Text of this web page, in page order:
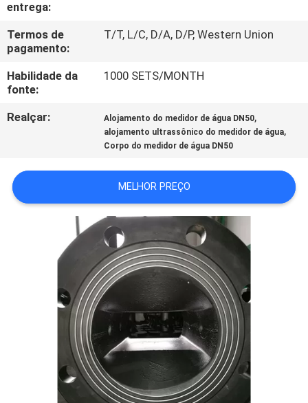
PEÇA
UMAS
CITAÇÕES
DO
SITE
PRIVACY
entrega:
Termos de
pagamento:
T/T, L/C, D/A, D/P, Western Union
Habilidade da
fonte:
1000 SETS/MONTH
Realçar: Alojamento do medidor de água DN50,
alojamento ultrassônico do medidor de água,
Corpo do medidor de água DN50
MELHOR PREÇO